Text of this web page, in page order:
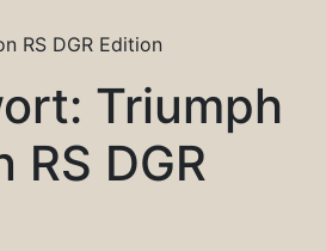
RS DGR Edition
Triumph
RS DGR